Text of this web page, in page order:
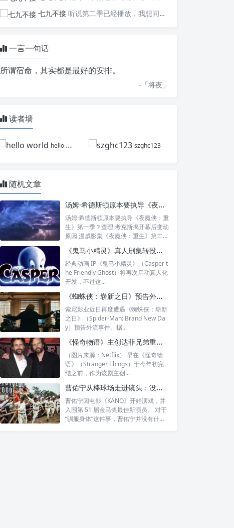
七九不接 听说第二季已经播放，我想问一下国内什么时候会播出
一言一句话
所谓宿命，其实都是最好的安排。
-「将夜 」
读者墙
hello world szghc123
随机文章
汤姆·希德斯顿原本要执导《夜魔侠：重生》？查理·考克斯曝幕后变动
汤姆·希德斯顿原本要执导《夜魔侠：重
生》第一季？查理·考克斯揭开幕后变动
原因 漫威影集《夜魔侠：重生》第二季
《鬼马小精灵》真人剧集转投迪士尼：告别环球旧案，改走《星期三》式暗黑路线
经典动画 IP《鬼马小精灵》（Casper t
he Friendly Ghost）将再次启动真人化
开发，不过这...
《蜘蛛侠：崭新之日》预告外流被下架：浩克“野性回归”被玩具信息提前剧透？
索尼影业近日再度遭遇《蜘蛛侠：崭新
之日》（Spider-Man: Brand New Da
y）预告外流事件。据...
《怪奇物语》主创达菲兄弟重返大银幕：神秘新片定档 2028 年
（图片来源：Netflix） 早在《怪奇物
语》（Stranger Things）于今年初完
结之前，作为该剧主创...
曹佑宁从棒球场走进镜头：没有驯服身体的绝招，只有一遍遍练出来的答案
曹佑宁因电影《KANO》开始演戏，并
入围第 51 届金马奖最佳新演员。 对于
“驯服身体”这件事，曹佑宁并没有什...